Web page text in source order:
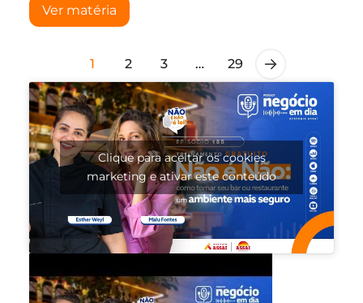
Ver matéria
1 2 3 … 29
Clique para aceitar os cookies
marketing e ativar este conteúdo